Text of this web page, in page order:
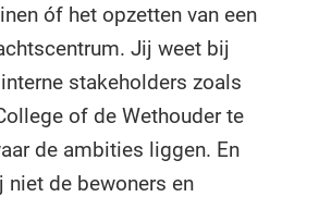
óf het opzetten van een
Jij weet bij
stakeholders zoals
of de Wethouder te
de ambities liggen. En
niet de bewoners en